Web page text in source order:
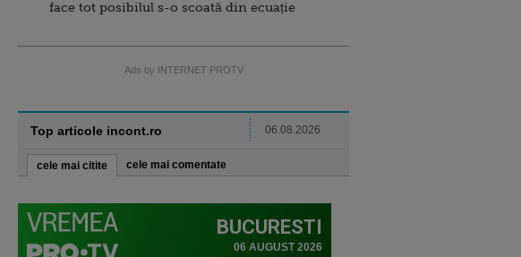
face tot posibilul s-o scoată din ecuație
Ads by INTERNET PROTV
Top articole incont.ro 06.08.2026
cele mai citite cele mai comentate